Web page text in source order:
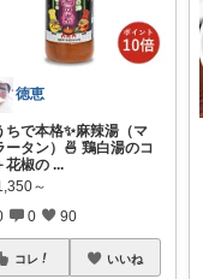
徳恵
ちで本格✨麻辣湯（マ
ータン）🍜 鶏白湯のコ
花椒の ...
～
0 90
コレ いいね